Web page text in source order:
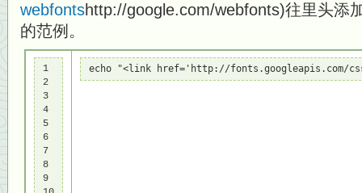
webfontshttp://google.com/webfonts)往里头添
的范例。
1
2
3
4
5
6
7
8
9
echo "<link href='http://fonts.googleapis.com/